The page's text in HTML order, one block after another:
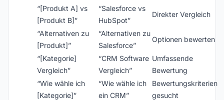
“[Produkt A] vs
[Produkt B]”
“Salesforce vs
HubSpot”
Direkter Vergleich
“Alternativen zu
[Produkt]”
“Alternativen zu
Salesforce”
Optionen bewerten
“[Kategorie]
Vergleich”
“CRM Software
Vergleich”
Umfassende
Bewertung
“Wie wähle ich
[Kategorie]”
“Wie wähle ich
ein CRM”
Bewertungskriterien
gesucht